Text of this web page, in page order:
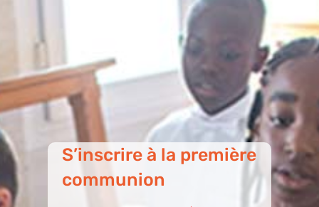
S’inscrire à la première
communion